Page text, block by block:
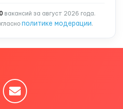
вакансий за август 2026 года.
политике модерации.